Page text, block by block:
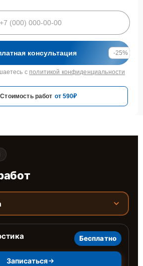
консультация -25%
с политикой конфиденциальности
Стоимость работ от 590₽
Бесплатно
Записаться